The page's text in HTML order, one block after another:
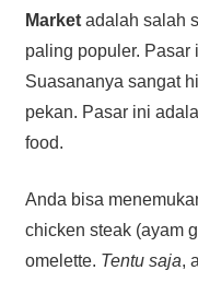
Marketadalah salah
paling populer. Pasar
Suasananya sangat
pekan. Pasar ini
food.
Anda bisa
chicken steak (ayam
omelette. Tentu saja,